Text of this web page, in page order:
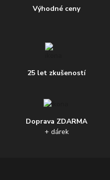
Výhodné ceny
25 let zkušeností
Doprava ZDARMA
+ dárek